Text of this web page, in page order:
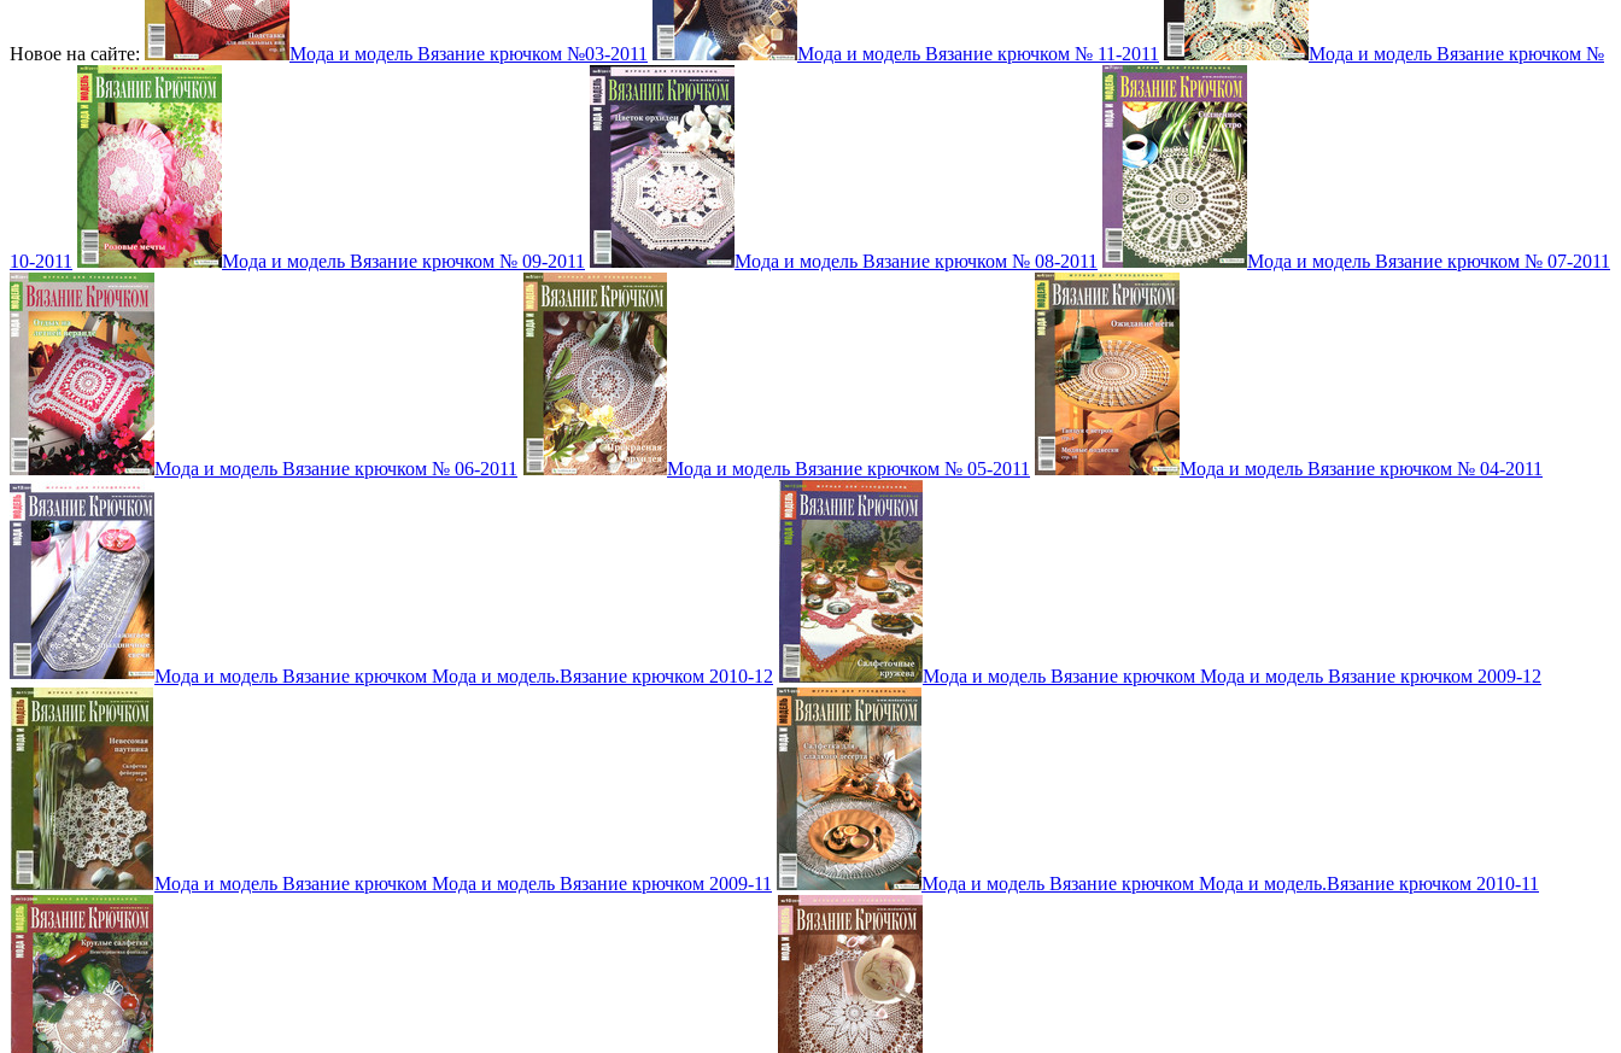
Новое на сайте: Мода и модель Вязание крючком №03-2011 Мода и модель Вязание крючком № 11-2011 Мода и модель Вязание крючком №
10-2011 Мода и модель Вязание крючком № 09-2011 Мода и модель Вязание крючком № 08-2011 Мода и модель Вязание крючком № 07-2011
Мода и модель Вязание крючком № 06-2011 Мода и модель Вязание крючком № 05-2011 Мода и модель Вязание крючком № 04-2011
Мода и модель Вязание крючком Мода и модель.Вязание крючком 2010-12 Мода и модель Вязание крючком Мода и модель Вязание крючком 2009-12
Мода и модель Вязание крючком Мода и модель Вязание крючком 2009-11 Мода и модель Вязание крючком Мода и модель.Вязание крючком 2010-11